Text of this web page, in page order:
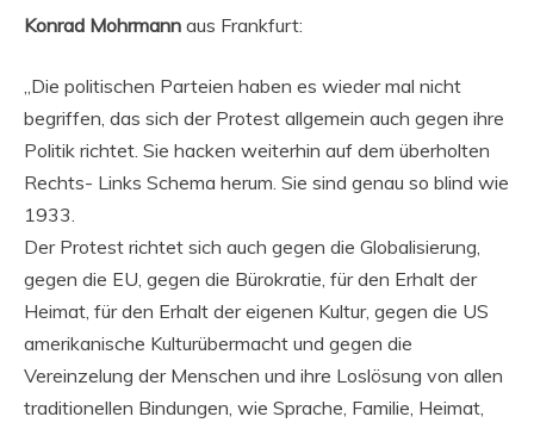
Konrad Mohrmann aus Frankfurt:
„Die politischen Parteien haben es wieder mal nicht
begriffen, das sich der Protest allgemein auch gegen ihre
Politik richtet. Sie hacken weiterhin auf dem überholten
Rechts- Links Schema herum. Sie sind genau so blind wie
1933.
Der Protest richtet sich auch gegen die Globalisierung,
gegen die EU, gegen die Bürokratie, für den Erhalt der
Heimat, für den Erhalt der eigenen Kultur, gegen die US
amerikanische Kulturübermacht und gegen die
Vereinzelung der Menschen und ihre Loslösung von allen
traditionellen Bindungen, wie Sprache, Familie, Heimat,